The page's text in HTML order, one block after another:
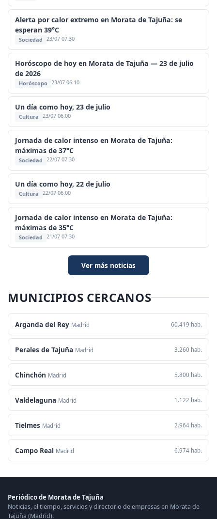
Alerta por calor extremo en Morata de Tajuña: se
esperan 39°C
Sociedad 23/07 07:30
Horóscopo de hoy en Morata de Tajuña — 23 de julio
de 2026
Horóscopo 23/07 06:10
Un día como hoy, 23 de julio
Cultura 23/07 06:00
Jornada de calor intenso en Morata de Tajuña:
máximas de 37°C
Sociedad 22/07 07:30
Un día como hoy, 22 de julio
Cultura 22/07 06:00
Jornada de calor intenso en Morata de Tajuña:
máximas de 35°C
Sociedad 21/07 07:30
Ver más noticias
MUNICIPIOS CERCANOS
Arganda del Rey Madrid 60.419 hab.
Perales de Tajuña Madrid 3.260 hab.
Chinchón Madrid 5.800 hab.
Valdelaguna Madrid 1.122 hab.
Tielmes Madrid 2.964 hab.
Campo Real Madrid 6.974 hab.
Periódico de Morata de Tajuña
Noticias, el tiempo, servicios y directorio de empresas en Morata de
Tajuña (Madrid).